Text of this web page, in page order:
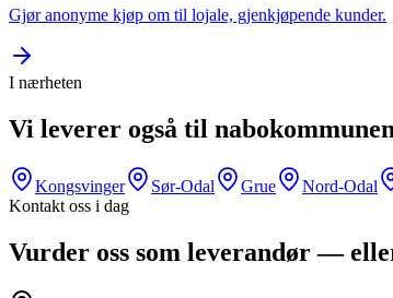
Gjør anonyme kjøp om til lojale, gjenkjøpende kunder.
I nærheten
Vi leverer også til
Kongsvinger Sør-Odal Grue Nord-Odal
Kontakt oss i dag
Vurder oss som leverandør —